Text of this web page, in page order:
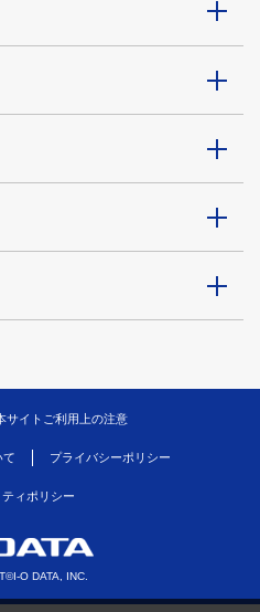
サイトご利用上の注意
て プライバシーポリシー
ィポリシー
O DATA, INC.